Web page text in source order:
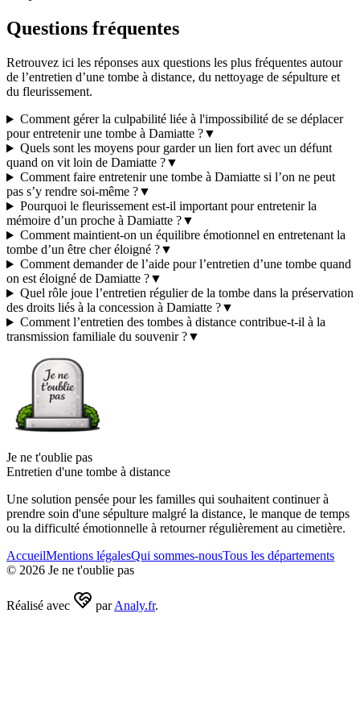
Questions fréquentes
Retrouvez ici les réponses aux questions les plus fréquentes autour
de l’entretien d’une tombe à distance, du nettoyage de sépulture et
du fleurissement.
Comment gérer la culpabilité liée à l'impossibilité de se déplacer
pour entretenir une tombe à Damiatte ?▼
Quels sont les moyens pour garder un lien fort avec un défunt
quand on vit loin de Damiatte ?▼
Comment faire entretenir une tombe à Damiatte si l’on ne peut
pas s’y rendre soi-même ?▼
Pourquoi le fleurissement est-il important pour entretenir la
mémoire d’un proche à Damiatte ?▼
Comment maintient-on un équilibre émotionnel en entretenant la
tombe d’un être cher éloigné ?▼
Comment demander de l’aide pour l’entretien d’une tombe quand
on est éloigné de Damiatte ?▼
Quel rôle joue l’entretien régulier de la tombe dans la préservation
des droits liés à la concession à Damiatte ?▼
Comment l’entretien des tombes à distance contribue-t-il à la
transmission familiale du souvenir ?▼
Je ne t'oublie pas
Entretien d'une tombe à distance
Une solution pensée pour les familles qui souhaitent continuer à
prendre soin d'une sépulture malgré la distance, le manque de temps
ou la difficulté émotionnelle à retourner régulièrement au cimetière.
AccueilMentions légalesQui sommes-nousTous les départements
© 2026 Je ne t'oublie pas
Réalisé avec par Analy.fr.